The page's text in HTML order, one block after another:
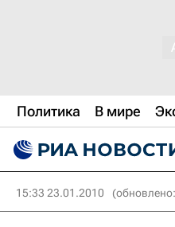
Политика В мире
15:33 23.01.2010